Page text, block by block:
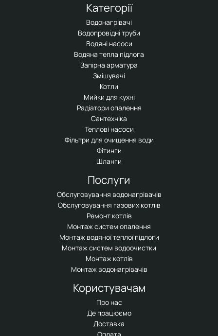
Категорії
Водонагрівачі
Водопровідні труби
Водяні насоси
Водяна тепла підлога
Запірна арматура
Змішувачі
Котли
Мийки для кухні
Радіатори опалення
Сантехніка
Теплові насоси
Фільтри для очищення води
Фітинги
Шланги
Послуги
Обслуговування водонагрівачів
Обслуговування газових котлів
Ремонт котлів
Монтаж систем опалення
Монтаж водяної теплої підлоги
Монтаж систем водоочистки
Монтаж котлів
Монтаж водонагрівачів
Користувачам
Про нас
Де працюємо
Доставка